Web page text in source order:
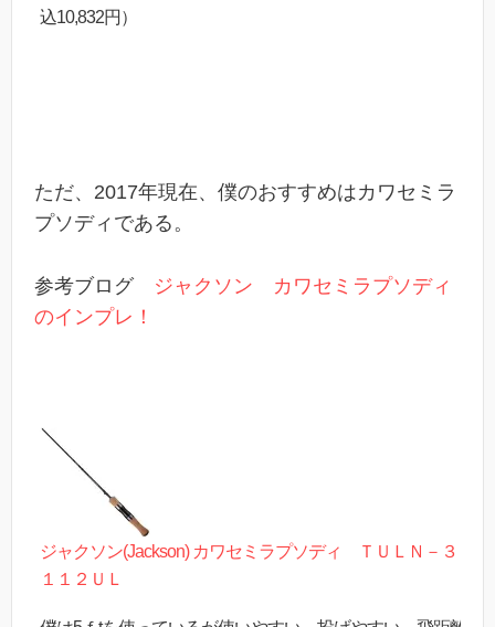
込10,832円）
ただ、2017年現在、僕のおすすめはカワセミラ
プソディである。
参考ブログ ジャクソン カワセミラプソディ
のインプレ！
ジャクソン(Jackson) カワセミラプソディ ＴＵＬＮ－３
１１２ＵＬ